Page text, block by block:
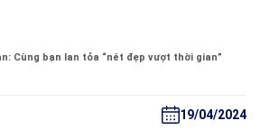
Cùng bạn lan tỏa “nét đẹp vượt thời gian”
19/04/2024